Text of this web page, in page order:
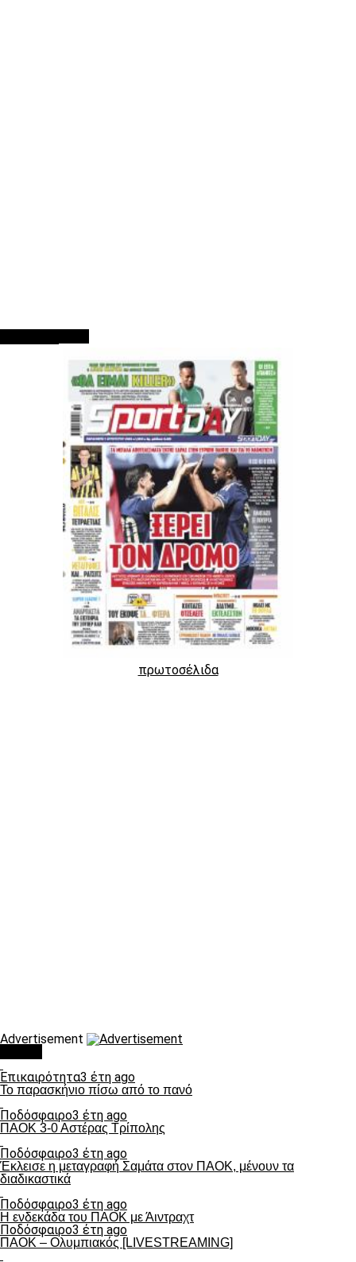
πρωτοσέλιδα
Advertisement
Επικαιρότητα3 έτη ago
Το παρασκήνιο πίσω από το πανό
Ποδόσφαιρο3 έτη ago
ΠΑΟΚ 3-0 Αστέρας Τρίπολης
Ποδόσφαιρο3 έτη ago
Έκλεισε η μεταγραφή Σαμάτα στον ΠΑΟΚ, μένουν τα
διαδικαστικά
Ποδόσφαιρο3 έτη ago
Η ενδεκάδα του ΠΑΟΚ με Άιντραχτ
Ποδόσφαιρο3 έτη ago
ΠΑΟΚ – Ολυμπιακός [LIVESTREAMING]